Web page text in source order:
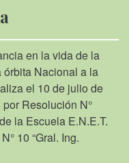
en la vida de la
Nacional a la
el 10 de julio de
Resolución N°
la Escuela E.N.E.T.
10 “Gral. Ing.